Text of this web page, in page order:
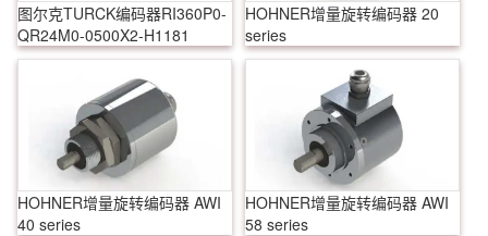
图尔克TURCK编码器RI360P0-
QR24M0-0500X2-H1181
HOHNER增量旋转编码器 20
series
HOHNER增量旋转编码器 AWI
40 series
HOHNER增量旋转编码器 AWI
58 series